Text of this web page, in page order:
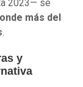
2023— se
más del
y